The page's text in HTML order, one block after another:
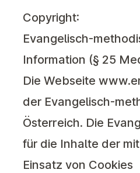
Copyright:
Evangelisch-
Information (§ 25
Die Webseite
der Evangelisch-
Österreich. Die
für die Inhalte der
Einsatz von Cookies